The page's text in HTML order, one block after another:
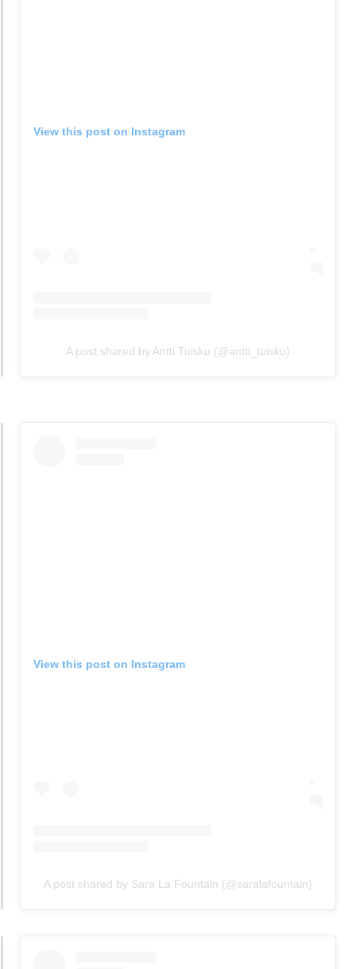
View this post on Instagram
A post shared by Antti Tuisku (@antti_tuisku)
View this post on Instagram
A post shared by Sara La Fountain (@saralafountain)